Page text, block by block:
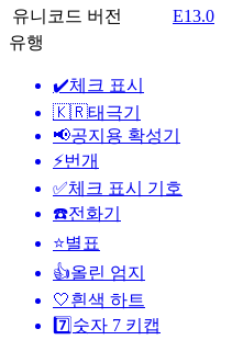
유니코드 버전
E13.0
유행
✔️체크 표시
🇰🇷태극기
📢공지용 확성기
⚡번개
✅체크 표시 기호
☎️전화기
⭐별표
👍올린 엄지
🤍흰색 하트
7️⃣ 숫자 7 키캡